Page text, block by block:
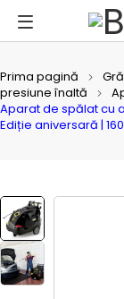
Prima pagină
presiune înaltă
Aparat de spălat cu
Ediție aniversară |